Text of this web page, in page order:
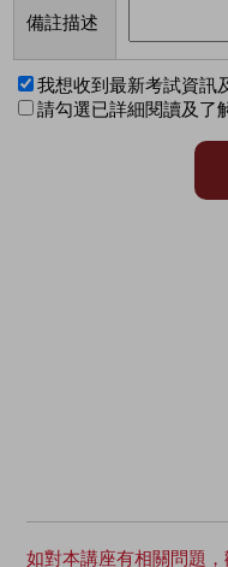
如對本講座有相關問題